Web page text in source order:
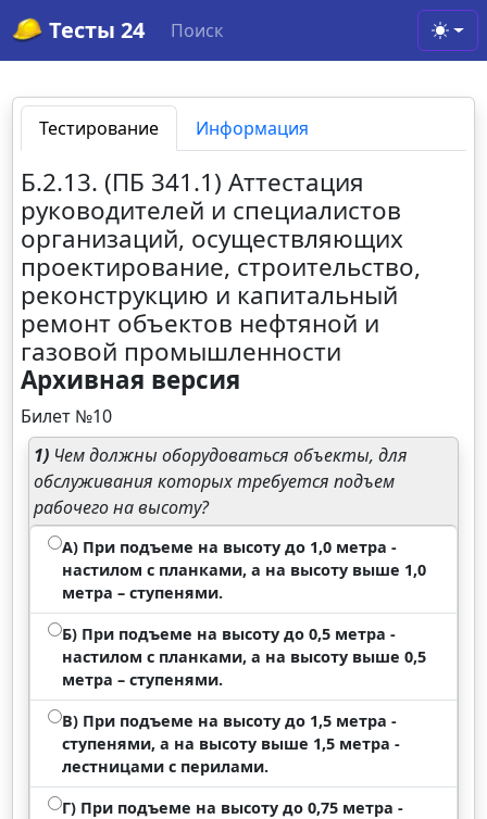
Тесты 24 Поиск
Тестирование Информация
Б.2.13. (ПБ 341.1) Аттестация
руководителей и специалистов
организаций, осуществляющих
проектирование, строительство,
реконструкцию и капитальный
ремонт объектов нефтяной и
газовой промышленности
Архивная версия
Билет №10
1) Чем должны оборудоваться объекты, для
обслуживания которых требуется подъем
рабочего на высоту?
А) При подъеме на высоту до 1,0 метра -
настилом с планками, а на высоту выше 1,0
метра – ступенями.
Б) При подъеме на высоту до 0,5 метра -
настилом с планками, а на высоту выше 0,5
метра – ступенями.
В) При подъеме на высоту до 1,5 метра -
ступенями, а на высоту выше 1,5 метра -
лестницами с перилами.
Г) При подъеме на высоту до 0,75 метра -